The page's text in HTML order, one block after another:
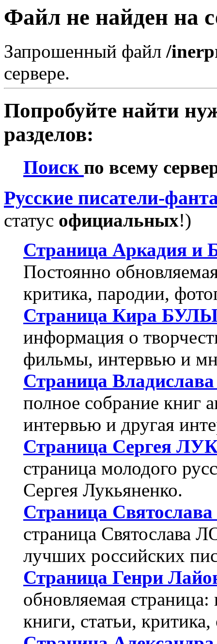
Файл не найден на
Запрошенный файл /
сервере.
Попробуйте найти
разделов:
Поиск по всему
Русские писатели-
статус официальных!)
Страница Аркадия
Постоянно
критика, пародии,
Страница Кира
информация о
фильмы, интервью и
Страница
полное собрание книг
интервью и другая
Страница Сергея
страница молодого
Сергея Лукьяненко.
Страница
страница Святослава
лучших российских
Страница Генри
обновляемая
книги, статьи,